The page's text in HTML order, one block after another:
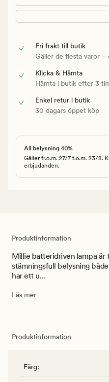
Fri frakt till butik
Gäller de flesta varor
Klicka & Hämta
Hämta i butik efter 3
Enkel retur i butik
30 dagars öppet köp
All belysning 40%
Gäller fr.o.m. 27/7 t.o.m. 23/8.
erbjudanden.
Produktinformation
Millie batteridriven lampa är
stämningsfull belysning
har ett u...
Läs mer
Produktinformation
Färg: